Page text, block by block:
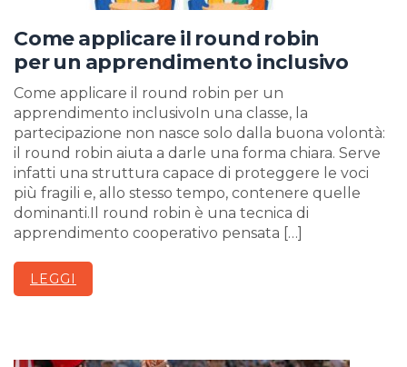
Come applicare il round robin
per un apprendimento inclusivo
Come applicare il round robin per un
apprendimento inclusivoIn una classe, la
partecipazione non nasce solo dalla buona volontà:
il round robin aiuta a darle una forma chiara. Serve
infatti una struttura capace di proteggere le voci
più fragili e, allo stesso tempo, contenere quelle
dominanti.Il round robin è una tecnica di
apprendimento cooperativo pensata […]
LEGGI